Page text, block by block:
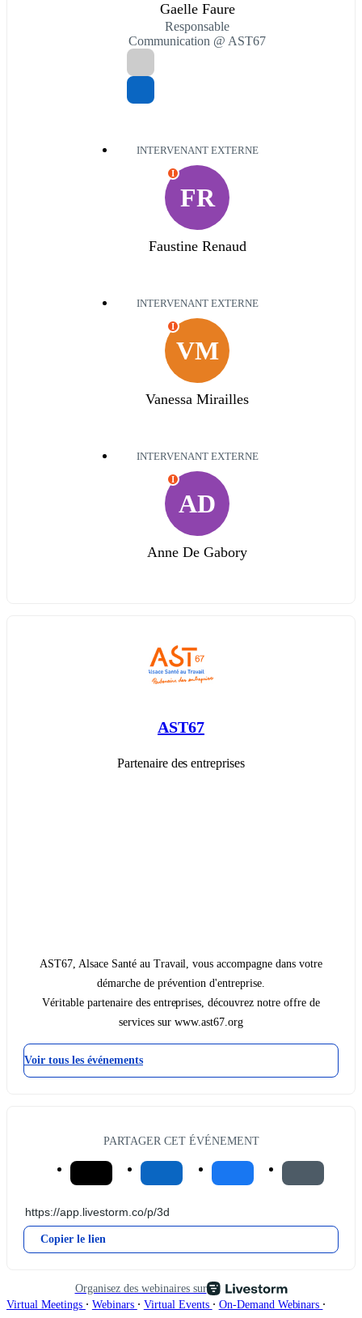
Gaelle Faure
Responsable
Communication @ AST67
INTERVENANT EXTERNE
FR
I
Faustine Renaud
INTERVENANT EXTERNE
VM
I
Vanessa Mirailles
INTERVENANT EXTERNE
AD
I
Anne De Gabory
AST67
Partenaire des entreprises
AST67, Alsace Santé au Travail, vous accompagne dans votre
démarche de prévention d'entreprise.
Véritable partenaire des entreprises, découvrez notre offre de
services sur www.ast67.org
Voir tous les événements
PARTAGER CET ÉVÉNEMENT
Copier le lien
Organisez des webinaires sur
Virtual Meetings ∙ Webinars ∙ Virtual Events ∙ On-Demand Webinars ∙